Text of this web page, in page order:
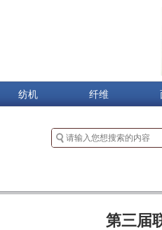
纺机 纤维
第三届